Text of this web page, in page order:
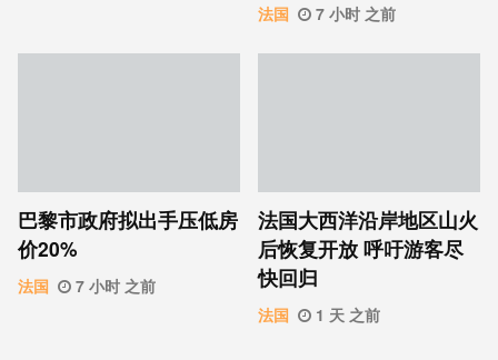
法国 7 小时 之前
巴黎市政府拟出手压低房
价20%
法国 7 小时 之前
法国大西洋沿岸地区山火
后恢复开放 呼吁游客尽
快回归
法国 1 天 之前